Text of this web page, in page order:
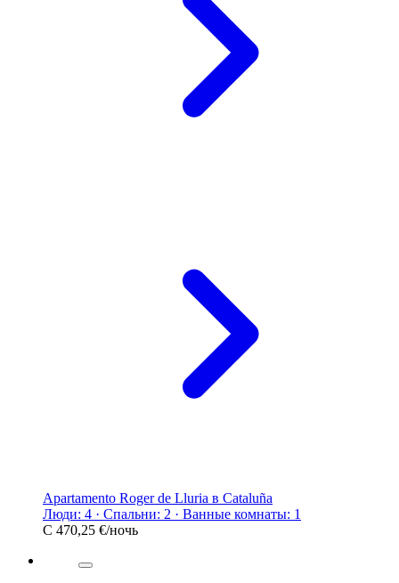
Apartamento Roger de Lluria в Cataluña
Люди: 4 · Спальни: 2 · Ванные комнаты: 1
С 470,25 €/ночь